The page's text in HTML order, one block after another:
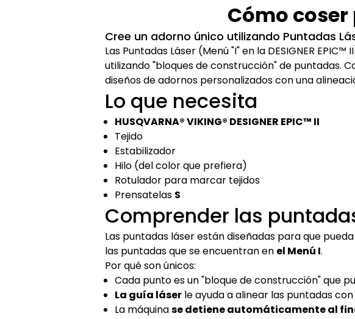
Cómo
Cree un adorno único utilizando Puntadas
Las Puntadas Láser (Menú "I" en la DESIGNER
utilizando "bloques de construcción" de puntadas.
diseños de adornos personalizados con una
Lo que necesita
HUSQVARNA® VIKING® DESIGNER EPIC™ II
Tejido
Estabilizador
Hilo (del color que prefiera)
Rotulador para marcar tejidos
Prensatelas S
Comprender las
Las puntadas láser están diseñadas para que
las puntadas que se encuentran en el Menú I.
Por qué son únicos:
Cada punto es un "bloque de construcción" que
La guía láser le ayuda a alinear las puntadas
La máquinase detiene automáticamente al